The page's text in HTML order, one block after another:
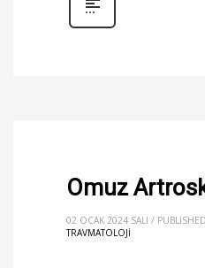
Omuz
02 OCAK 2024 SALI /
TRAVMATOLOJI